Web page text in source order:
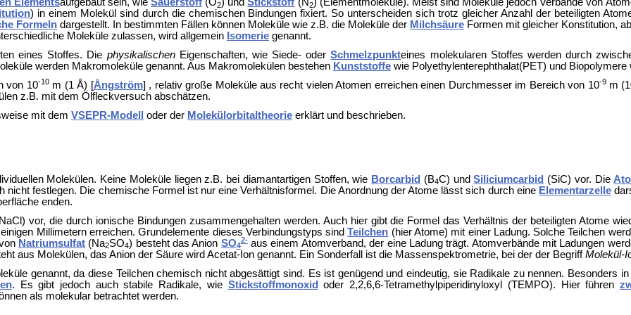
2 2
) in einem Molekül sind durch die chemischen Bindungen fixiert. So unterscheiden sich trotz gleicher Anzahl der beteiligten
Formelndargestellt. In bestimmten Fällen können Moleküle wie z.B. die Moleküle der Milchsäure Formen mit gleicher Konstitution,
Moleküle zulassen, wird allgemein Isomeriegenannt.
eines Stoffes. Die physikalischenEigenschaften, wie Siede- oderSchmelzpunkteines molekularen Stoffes werden durch
werden Makromoleküle genannt. Aus Makromolekülen bestehen Kunststoffewie Polyethylenterephthalat(PET) und Biopolymere
von 10-10m (1 Å) [Ångström] , relativ große Moleküle aus recht vielen Atomen erreichen einen Durchmesser im Bereich von 10-9m
z.B. mit dem Ölfleckversuch abschätzen.
mit dem VSEPR-Modell oder der Molekülorbitaltheorieerklärt und beschrieben.
Molekülen. Keine Moleküle liegen z.B. bei diamantartigen Stoffen, wie Borcarbid (B4C) undSiliciumcarbid (SiC) vor. Die
festlegen. Die chemische Formel ist nur eine Verhältnisformel. Die Anordnung der Atome lässt sich durch eine Elementarzelle
enden.
vor, die durch ionische Bindungen zusammengehalten werden. Auch hier gibt die Formel das Verhältnis der beteiligten Atome
Millimetern erreichen. Grundelemente dieses Verbindungstyps sindTeilchen (hier Atome) mit einer Ladung. Solche Teilchen
Natriumsulfat(Na2SO4) besteht das Anion SO4
2-aus einem Atomverband, der eine Ladung trägt. Atomverbände mit Ladungen
aus Molekülen, das Anion der Säure wird Acetat-Ion genannt. Ein Sonderfall ist die Massenspektrometrie, bei der der BegriffMolekül-
genannt, da diese Teilchen chemisch nicht abgesättigt sind. Es ist genügend und eindeutig, sie Radikale zu nennen. Besonders
. Es gibt jedoch auch stabile Radikale, wie Stickstoffmonoxid oder 2,2,6,6-Tetramethylpiperidinyloxyl (TEMPO). Hier führen
als molekular betrachtet werden.